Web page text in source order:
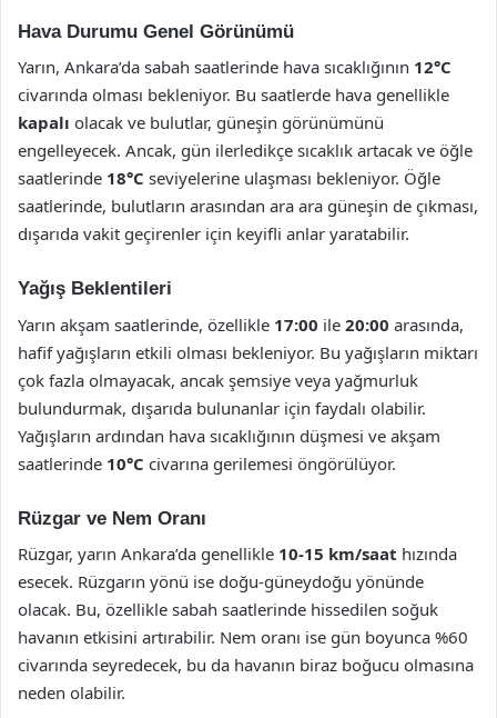
Hava Durumu Genel Görünümü
Yarın, Ankara’da sabah saatlerinde hava sıcaklığının 12°C
civarında olması bekleniyor. Bu saatlerde hava genellikle
kapalı olacak ve bulutlar, güneşin görünümünü
engelleyecek. Ancak, gün ilerledikçe sıcaklık artacak ve öğle
saatlerinde 18°C seviyelerine ulaşması bekleniyor. Öğle
saatlerinde, bulutların arasından ara ara güneşin de çıkması,
dışarıda vakit geçirenler için keyifli anlar yaratabilir.
Yağış Beklentileri
Yarın akşam saatlerinde, özellikle 17:00 ile 20:00 arasında,
hafif yağışların etkili olması bekleniyor. Bu yağışların miktarı
çok fazla olmayacak, ancak şemsiye veya yağmurluk
bulundurmak, dışarıda bulunanlar için faydalı olabilir.
Yağışların ardından hava sıcaklığının düşmesi ve akşam
saatlerinde 10°C civarına gerilemesi öngörülüyor.
Rüzgar ve Nem Oranı
Rüzgar, yarın Ankara’da genellikle 10-15 km/saat hızında
esecek. Rüzgarın yönü ise doğu-güneydoğu yönünde
olacak. Bu, özellikle sabah saatlerinde hissedilen soğuk
havanın etkisini artırabilir. Nem oranı ise gün boyunca %60
civarında seyredecek, bu da havanın biraz boğucu olmasına
neden olabilir.